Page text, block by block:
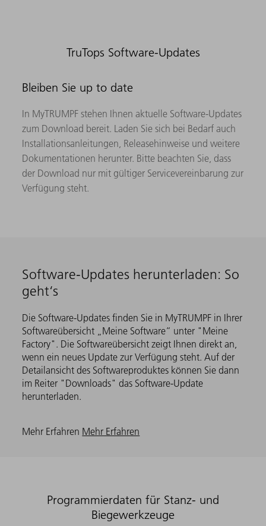
TruTops Software-Updates
Bleiben Sie up to date
In MyTRUMPF stehen Ihnen aktuelle Software-Updates
zum Download bereit. Laden Sie sich bei Bedarf auch
Installationsanleitungen, Releasehinweise und weitere
Dokumentationen herunter. Bitte beachten Sie, dass
der Download nur mit gültiger Servicevereinbarung zur
Verfügung steht.
Software-Updates herunterladen: So
geht‘s
Die Software-Updates finden Sie in MyTRUMPF in Ihrer
Softwareübersicht „Meine Software“ unter "Meine
Factory". Die Softwareübersicht zeigt Ihnen direkt an,
wenn ein neues Update zur Verfügung steht. Auf der
Detailansicht des Softwareproduktes können Sie dann
im Reiter "Downloads" das Software-Update
herunterladen.
Mehr Erfahren Mehr Erfahren
Programmierdaten für Stanz- und
Biegewerkzeuge